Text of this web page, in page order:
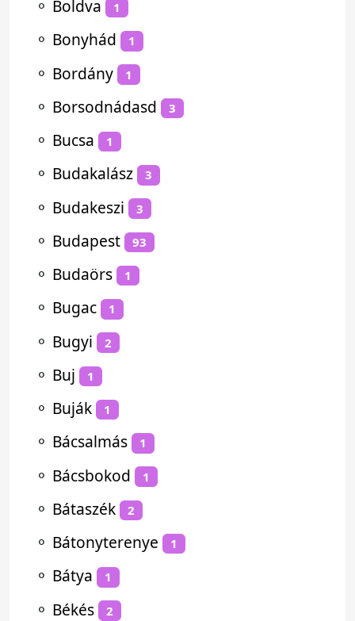
⚬ Boldva 1
⚬ Bonyhád 1
⚬ Bordány 1
⚬ Borsodnádasd 3
⚬ Bucsa 1
⚬ Budakalász 3
⚬ Budakeszi 3
⚬ Budapest 93
⚬ Budaörs 1
⚬ Bugac 1
⚬ Bugyi 2
⚬ Buj 1
⚬ Buják 1
⚬ Bácsalmás 1
⚬ Bácsbokod 1
⚬ Bátaszék 2
⚬ Bátonyterenye 1
⚬ Bátya 1
⚬ Békés 2